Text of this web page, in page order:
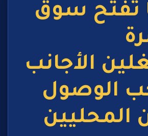
تفتح سوق
الأجانب
الوصول
المحليين